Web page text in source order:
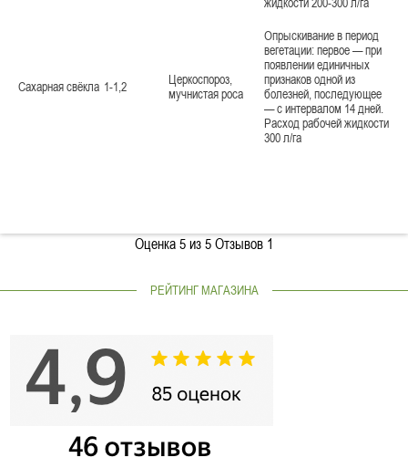
Сахарная свёкла 1-1,2
Церкоспороз,
мучнистая роса
Опрыскивание в период
вегетации: первое — при
появлении единичных
признаков одной из
болезней, последующее
— с интервалом 14 дней.
Расход рабочей жидкости
300 л/га
Оценка5из 5 Отзывов 1
РЕЙТИНГ МАГАЗИНА